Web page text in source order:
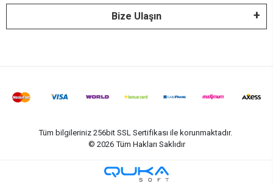
Bize Ulaşın
Tüm bilgileriniz 256bit SSL Sertifikası ile korunmaktadır.
© 2026 Tüm Hakları Saklıdır